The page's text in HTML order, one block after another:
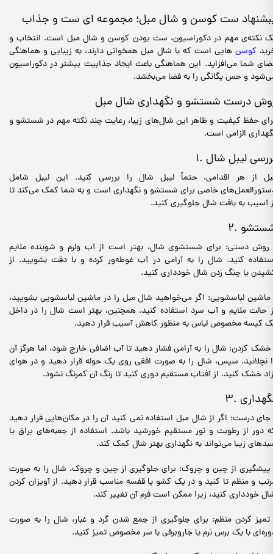
ست کوسن و شال مبل؛ مجموعه ای ست و جذاب
نکته‌ی مهم در دکوراسیون، ست بودن کوسن و شال مبل است. انتخاب و
کوسن‌ هایی است که با شال مبل همخوانی دارند، به زیبایی و هماهنگی
شما می‌افزاید. این هماهنگی باعث ایجاد جذابیت بیشتر در دکوراسیون
و حس یگانگی را به فضا می‌بخشد.
درست شستشو و نگهداری شال مبل
حفظ کیفیت و ظاهر این شال‌های زیبا، رعایت چند نکته مهم در شستشو و
الزامی است.
بررسی لیبل شال
از هر اقدامی، حتماً لیبل شال را بررسی کنید. این لیبل شامل
خاصی برای شستشو و نگهداری است و به شما کمک می‌کند تا
آسیب به بافت شال جلوگیری کنید.
شستشو
روش دستی: برای شستشوی شال، بهتر است از آب ولرم و شوینده ملایم
کنید. شال را به آرامی در آب غوطه‌ور کرده و با دقت بشویید. از
یا چنگ زدن شال خودداری کنید.
لباسشویی: اگر می‌خواهید شال مبل را در ماشین لباسشویی بشویید،
حالت ملایم و آب سرد استفاده کنید. همچنین، بهتر است شال را در داخل
کیسه مخصوص لباس به منظور کاهش آسیب قرار دهید.
کردن: شال را به آرامی فشار دهید تا آب اضافی خارج شود، اما هرگز آن
نچلانید. سپس، شال را به صورت افقی روی یک حوله قرار دهید و در هوای
خشک کنید. از آفتاب مستقیم دوری کنید تا رنگ آن کمرنگ نشود.
نگهداری
درست: اگر از شال مبل استفاده نمی کنید آن را در مکان‌هایی قرار دهید
دور از رطوبت و نور مستقیم خورشید باشد. استفاده از جعبه‌های براق یا
زیبا می‌تواند به نگهداری بهتر شال کمک کند.
از چین و چروک: برای جلوگیری از چین و چروک، شال را به صورت
و منظم تا کنید و در یک کشو یا قفسه مناسب قرار دهید. از آویزان کردن
خودداری کنید، زیرا ممکن است فرم آن تغییر کند.
کردن منظم: برای جلوگیری از جمع شدن گرد و غبار، شال را به صورت
با یک برس نرم یا جاروبرقی با سر مخصوص تمیز کنید.